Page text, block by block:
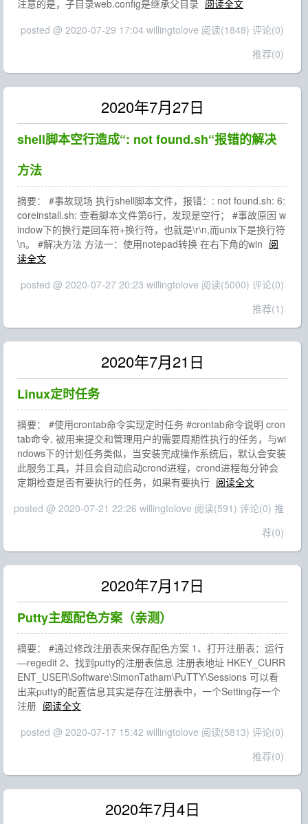
注意的是，子目录web.config是继承父目录 阅读全文
posted @ 2020-07-29 17:04 willingtolove 阅读(1848) 评论(0)
推荐(0)
2020年7月27日
shell脚本空行造成“: not found.sh“报错的解决
方法
摘要： #事故现场 执行shell脚本文件，报错：: not found.sh: 6:
coreinstall.sh: 查看脚本文件第6行，发现是空行； #事故原因 w
indow下的换行是回车符+换行符，也就是\r\n,而unix下是换行符
\n。 #解决方法 方法一：使用notepad转换 在右下角的win 阅
读全文
posted @ 2020-07-27 20:23 willingtolove 阅读(5000) 评论(0)
推荐(1)
2020年7月21日
Linux定时任务
摘要： #使用crontab命令实现定时任务 #crontab命令说明 cron
tab命令, 被用来提交和管理用户的需要周期性执行的任务，与wi
ndows下的计划任务类似，当安装完成操作系统后，默认会安装
此服务工具，并且会自动启动crond进程，crond进程每分钟会
定期检查是否有要执行的任务，如果有要执行 阅读全文
posted @ 2020-07-21 22:26 willingtolove 阅读(591) 评论(0) 推
荐(0)
2020年7月17日
Putty主题配色方案（亲测）
摘要： #通过修改注册表来保存配色方案 1、打开注册表：运行
—regedit 2、找到putty的注册表信息 注册表地址 HKEY_CURR
ENT_USER\Software\SimonTatham\PuTTY\Sessions 可以看
出来putty的配置信息其实是存在注册表中，一个Setting存一个
注册 阅读全文
posted @ 2020-07-17 15:42 willingtolove 阅读(5813) 评论(0)
推荐(0)
2020年7月4日